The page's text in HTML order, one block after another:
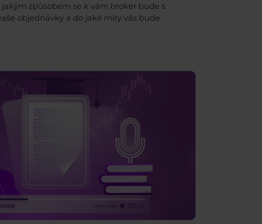
způsobem se k vám broker bude s
objednávky a do jaké míry vás bude